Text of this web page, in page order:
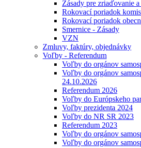
Zásady pre zriaďovanie
Rokovací poriadok
Rokovací poriadok
Smernice - Zásady
VZN
Zmluvy, faktúry, objednávky
Voľby - Referendum
Voľby do orgánov
Voľby do orgánov
24.10.2026
Referendum 2026
Voľby do Európskeho
Voľby prezidenta 2024
Voľby do NR SR 2023
Referendum 2023
Voľby do orgánov
Voľby do orgánov